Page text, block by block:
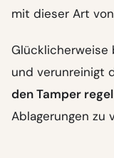
mit dieser Art
Glücklicherweise
und verunreinigt
den Tamper
Ablagerungen zu